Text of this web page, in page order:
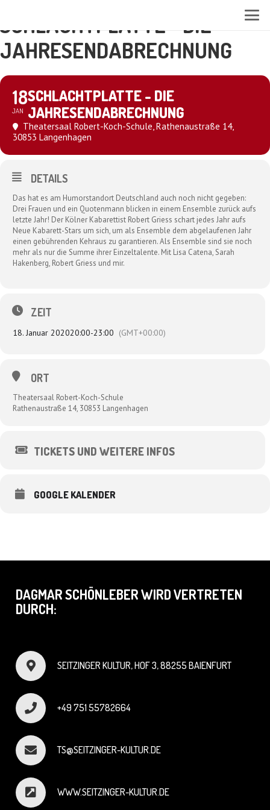
SCHLACHTPLATTE - DIE
JAHRESENDABRECHNUNG
18
JAN
SCHLACHTPLATTE - DIE
JAHRESENDABRECHNUNG
Theatersaal Robert-Koch-Schule, Rathenaustraße 14,
30853 Langenhagen
DETAILS
Das hat es am Humorstandort Deutschland auch noch nicht gegeben:
Drei Frauen und ein Quotenmann blicken in einem Ensemble zurück aufs
letzte Jahr! Der Kölner Kabarettist Robert Griess schart jedes Jahr aufs
Neue Kabarett-Stars um sich, um als Ensemble dem abgelaufenen Jahr
einen gebührenden Kehraus zu garantieren. Als Ensemble sind sie noch
mehr als nur die Summe ihrer Einzeltalente. Mit Lisa Catena, Sarah
Hakenberg, Robert Griess und mir.
ZEIT
18. Januar 202020:00-23:00 (GMT+00:00)
ORT
Theatersaal Robert-Koch-Schule
Rathenaustraße 14, 30853 Langenhagen
TICKETS UND WEITERE INFOS
GOOGLE KALENDER
DAGMAR SCHÖNLEBER WIRD VERTRETEN
DURCH:
SEITZINGER KULTUR, HOF 3, 88255 BAIENFURT
+49 751 55782664
TS@SEITZINGER-KULTUR.DE
WWW.SEITZINGER-KULTUR.DE